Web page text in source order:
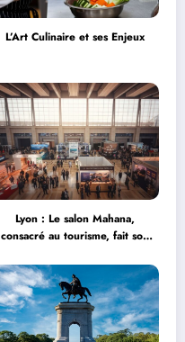
L’Art Culinaire et ses Enjeux
Lyon : Le salon Mahana,
consacré au tourisme, fait son
Garnier